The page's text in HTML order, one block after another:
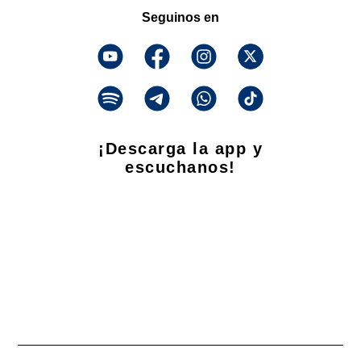
Seguinos en
¡Descarga la app y
escuchanos!